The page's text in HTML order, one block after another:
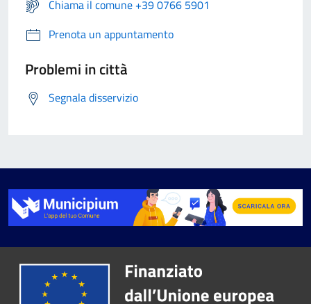
Chiama il comune +39 0766 5901
Prenota un appuntamento
Problemi in città
Segnala disservizio